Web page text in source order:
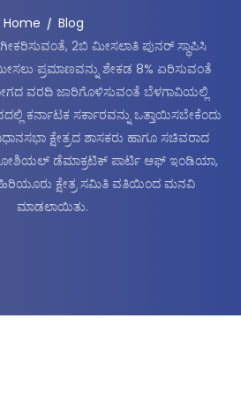
Home
Blog
2ಬಿ ಮೀಸಲಾತಿ ಪುನರ್ ಸ್ಥಾಪಿಸಿ
ಪ್ರಮಾಣವನ್ನು ಶೇಕಡ 8% ಏರಿಸುವಂತೆ
ವರದಿ ಜಾರಿಗೊಳಿಸುವಂತೆ ಬೆಳಗಾವಿಯಲ್ಲಿ
ಕರ್ನಾಟಕ ಸರ್ಕಾರವನ್ನು ಒತ್ತಾಯಿಸಬೇಕೆಂದು
ಕ್ಷೇತ್ರದ ಶಾಸಕರು ಹಾಗೂ ಸಚಿವರಾದ
ಸೋಶಿಯಲ್ ಡೆಮಾಕ್ರಟಿಕ್ ಪಾರ್ಟಿ ಆಫ್ ಇಂಡಿಯಾ,
ಕ್ಷೇತ್ರ ಸಮಿತಿ ವತಿಯಿಂದ ಮನವಿ
ಮಾಡಲಾಯಿತು.